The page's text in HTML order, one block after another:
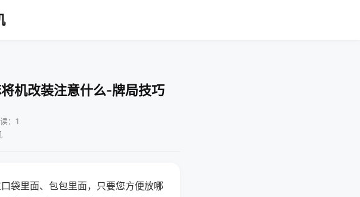
机改装注意什么-牌局技巧
：1
袋里面、包包里面，只要您方便放哪